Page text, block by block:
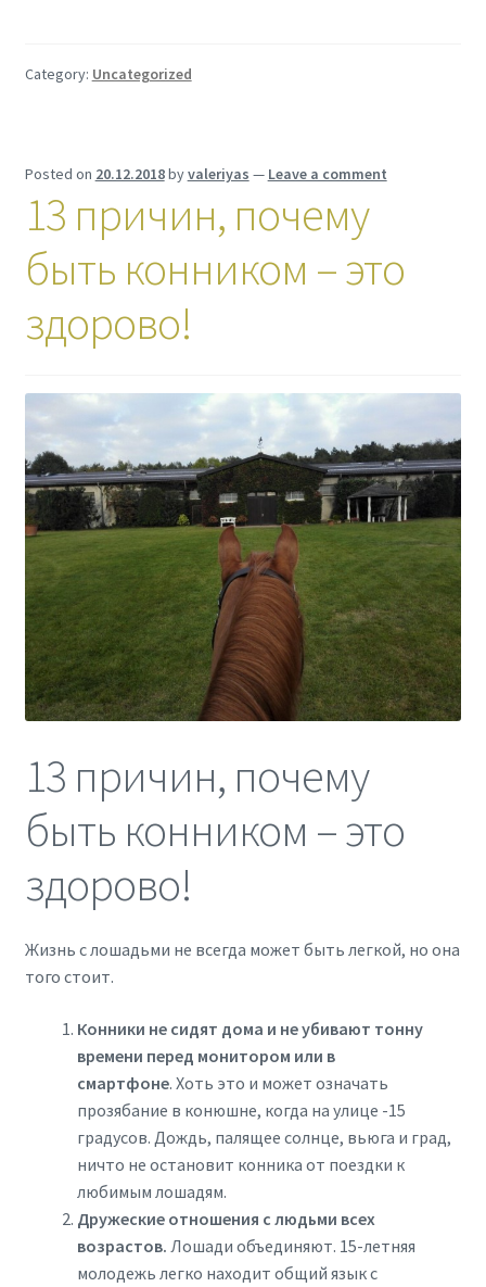
Category: Uncategorized
Posted on 20.12.2018byvaleriyas — Leave a comment
13 причин, почему
быть конником – это
здорово!
13 причин, почему
быть конником – это
здорово!
Жизнь с лошадьми не всегда может быть легкой, но она
того стоит.
Конники не сидят дома и не убивают тонну
времени перед монитором или в
смартфоне. Хоть это и может означать
прозябание в конюшне, когда на улице -15
градусов. Дождь, палящее солнце, вьюга и град,
ничто не остановит конника от поездки к
любимым лошадям.
Дружеские отношения с людьми всех
возрастов. Лошади объединяют. 15-летняя
молодежь легко находит общий язык с